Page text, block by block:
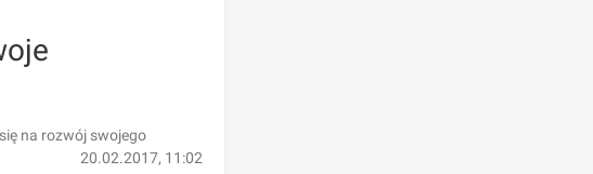
na rozwój swojego
20.02.2017, 11:02